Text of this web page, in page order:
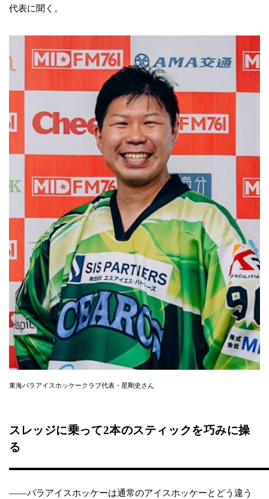
代表に聞く。
東海パラアイスホッケークラブ代表・星剛史さん
スレッジに乗って2本のスティックを巧みに操
る
――パラアイスホッケーは通常のアイスホッケーとどう違う